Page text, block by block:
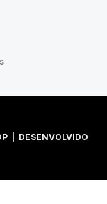
| DESENVOLVIDO